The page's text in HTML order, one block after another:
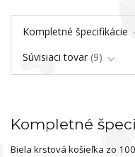
Kompletné špecifikácie
Súvisiaci tovar 9
Kompletné
Biela krstová košieľka zo